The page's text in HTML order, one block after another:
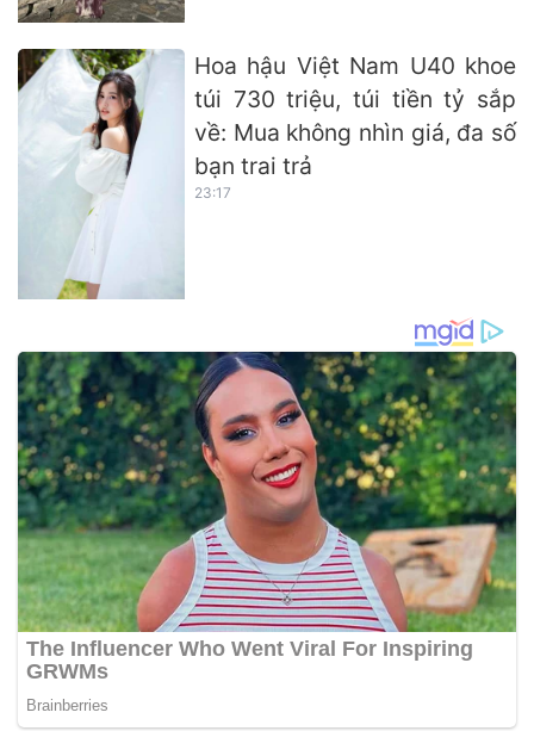
Hoa hậu Việt Nam U40 khoe
túi 730 triệu, túi tiền tỷ sắp
về: Mua không nhìn giá, đa số
bạn trai trả
23:17